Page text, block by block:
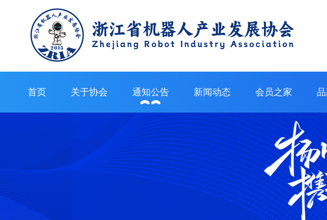
首页 关于协会 通知公告 新闻动态 会员之家